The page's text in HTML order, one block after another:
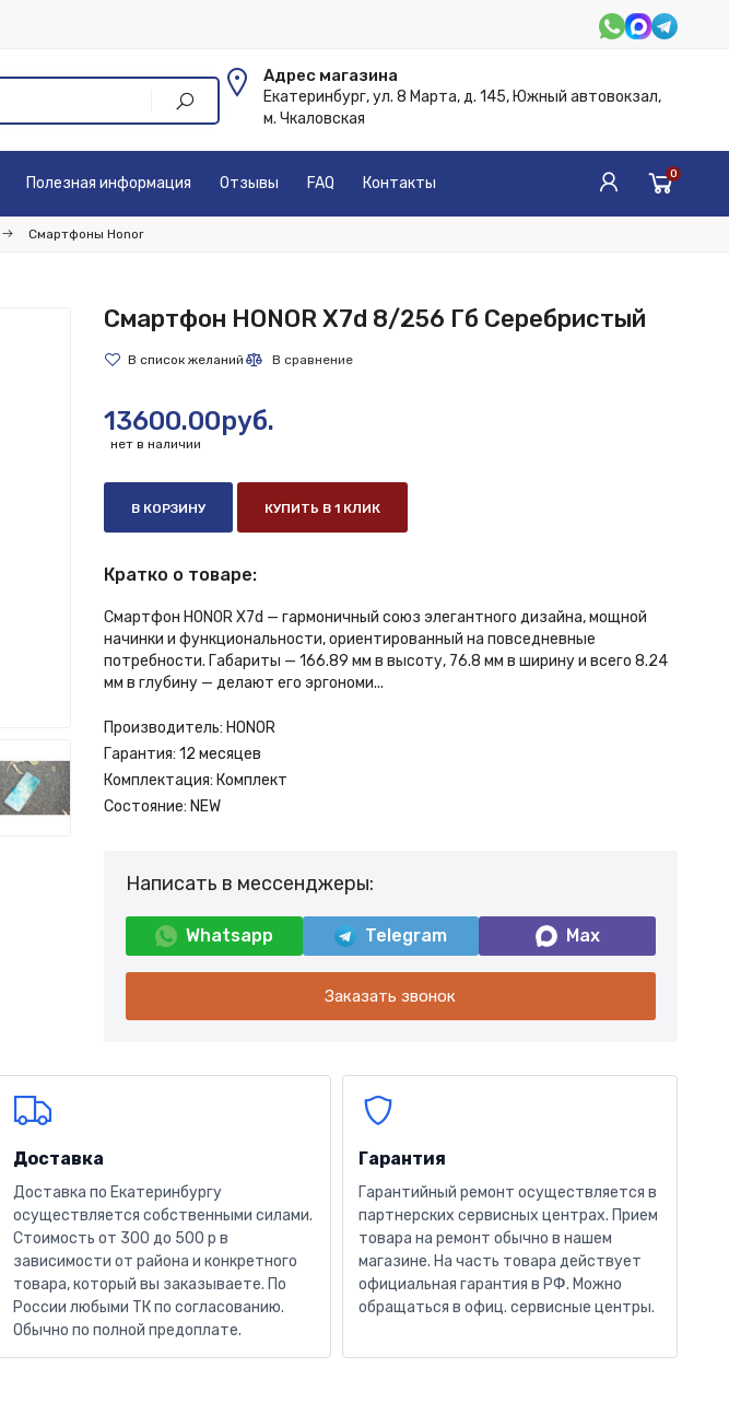
Адрес магазина
Екатеринбург, ул. 8 Марта, д. 145, Южный автовокзал,
м. Чкаловская
Полезная информация Отзывы FAQ Контакты 0
Смартфоны Honor
Смартфон HONOR X7d 8/256 Гб Серебристый
13600.00руб.
нет в наличии
В КОРЗИНУ КУПИТЬ В 1 КЛИК
Кратко о товаре:
Смартфон HONOR X7d — гармоничный союз элегантного дизайна, мощной
начинки и функциональности, ориентированный на повседневные
потребности. Габариты — 166.89 мм в высоту, 76.8 мм в ширину и всего 8.24
мм в глубину — делают его эргономи...
Производитель: HONOR
Гарантия: 12 месяцев
Комплектация: Комплект
Состояние: NEW
Написать в мессенджеры:
Whatsapp Telegram Max
Заказать звонок
Доставка
Доставка по Екатеринбургу
осуществляется собственными силами.
Стоимость от 300 до 500 р в
зависимости от района и конкретного
товара, который вы заказываете. По
России любыми ТК по согласованию.
Обычно по полной предоплате.
Гарантия
Гарантийный ремонт осуществляется в
партнерских сервисных центрах. Прием
товара на ремонт обычно в нашем
магазине. На часть товара действует
официальная гарантия в РФ. Можно
обращаться в офиц. сервисные центры.